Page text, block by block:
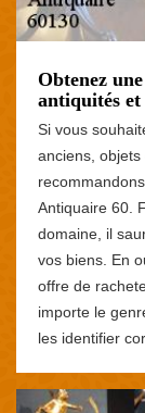
Obtenez
antiquités et
Si vous
anciens,
Antiquaire 60.
domaine, il
vos biens. En
offre de
importe le
les identifier